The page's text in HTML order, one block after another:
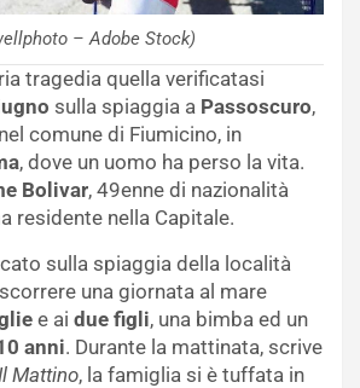
– Adobe Stock)
tragedia quella verificatasi
sulla spiaggia a Passoscuro,
comune di Fiumicino, in
, dove un uomo ha perso la vita.
Bolivar, 49enne di nazionalità
residente nella Capitale.
sulla spiaggia della località
una giornata al mare
e ai due figli, una bimba ed un
anni. Durante la mattinata, scrive
Il Mattino, la famiglia si è tuffata in